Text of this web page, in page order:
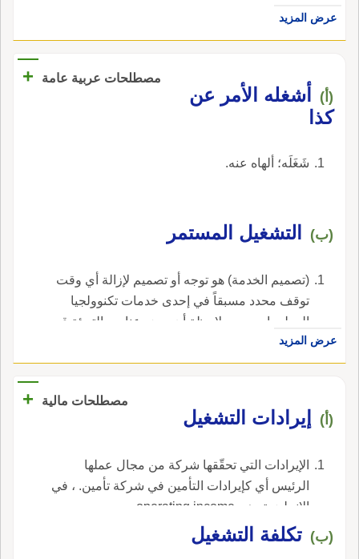
الفاعل، قال: ولا يُتَعَجَّب ما لم يُسَمَّ فاعلُه.
أَمَلٍ عنه سَيَشْتَغِل وشُغْلٌ شاغِلٌ، على المبالغة:
مثل لَيْل لائِلٌ؛ قال سيبويه: هو بمنزل قولهم هَمٌّ
الحَكَمَيْن على شَغْلةٍ، عَنَ البَيْدَرَ؛ قال ابن الأَثير: هي
بفتح الغين وسكونها.
عرض المزيد
مصطلحات عربية عامة +
(أ)
أشغله الأمر عن
كذا
شَغَلَه؛ ألهاه عنه.
(ب) التشغيل المستمر
(تصميم الخدمة) هو توجه أو تصميم لإزالة أي وقت
توقف محدد مسبقاً في إحدى خدمات تكنوولجيا
المعلومات، مع ملاحظة أن بعض عناصر التهيئة قد
تكون متوقفة حتى لو أن خدمة تكنولوجيا
المعلومات متاحة.---(المجال:حاسوب).
عرض المزيد
مصطلحات مالية +
(أ) إيرادات التشغيل
الإيرادات التي تحقّقها شركة من مجال عملها
الرئيس أي كإيرادات التأمين في شركة تأمين. ، في
الإنجليزية، هي operating income.
(ب) تكلفة التشغيل